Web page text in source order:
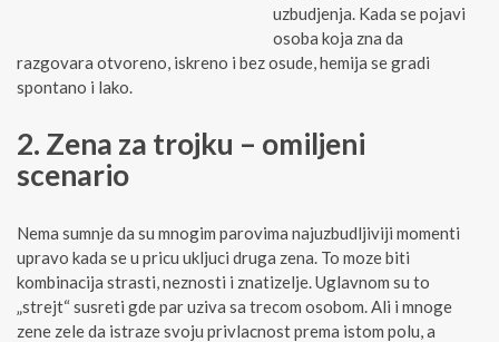
uzbudjenja. Kada se pojavi
osoba koja zna da
razgovara otvoreno, iskreno i bez osude, hemija se gradi
spontano i lako.
2. Zena za trojku – omiljeni
scenario
Nema sumnje da su mnogim parovima najuzbudljiviji momenti
upravo kada se u pricu ukljuci druga zena. To moze biti
kombinacija strasti, neznosti i znatizelje. Uglavnom su to
„strejt“ susreti gde par uziva sa trecom osobom. Ali i mnoge
zene zele da istraze svoju privlacnost prema istom polu, a